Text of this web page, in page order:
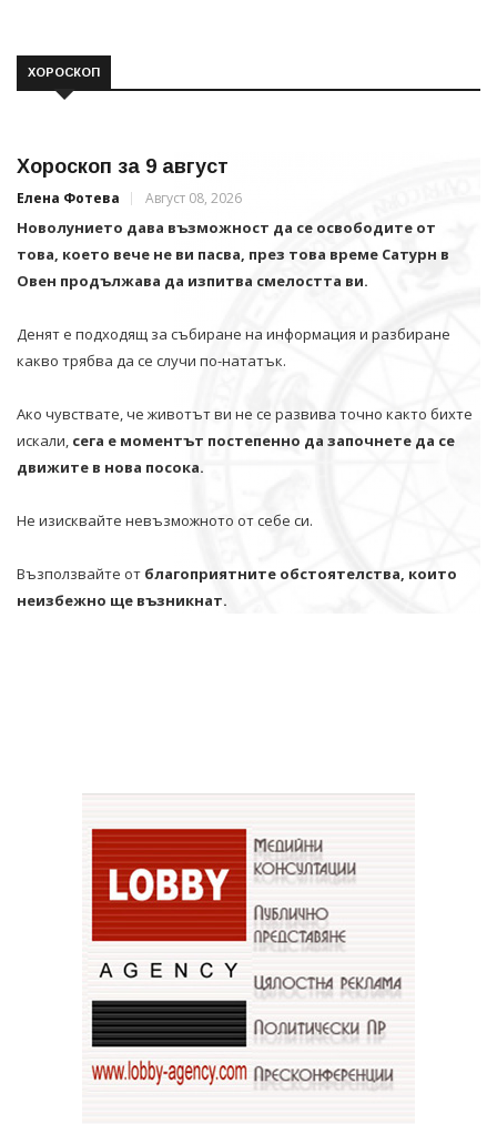
ХОРОСКОП
Хороскоп за 9 август
Елена Фотева Август 08, 2026
Новолунието дава възможност да се освободите от
това, което вече не ви пасва, през това време Сатурн в
Овен продължава да изпитва смелостта ви.
Денят е подходящ за събиране на информация и разбиране
какво трябва да се случи по-нататък.
Ако чувствате, че животът ви не се развива точно както бихте
искали, сега е моментът постепенно да започнете да се
движите в нова посока.
Не изисквайте невъзможното от себе си.
Възползвайте от благоприятните обстоятелства, които
неизбежно ще възникнат.